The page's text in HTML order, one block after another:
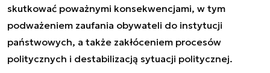
skutkować poważnymi konsekwencjami, w tym
podważeniem zaufania obywateli do instytucji
państwowych, a także zakłóceniem procesów
politycznych i destabilizacją sytuacji politycznej.